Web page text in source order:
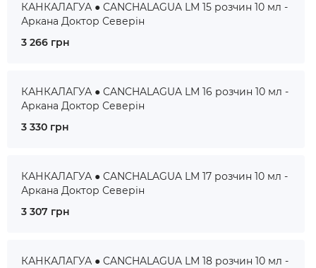
КАНКАЛАГУА ● CANCHALAGUA LM 15 розчин 10 мл -
Аркана Доктор Северін
3 266 грн
КАНКАЛАГУА ● CANCHALAGUA LM 16 розчин 10 мл -
Аркана Доктор Северін
3 330 грн
КАНКАЛАГУА ● CANCHALAGUA LM 17 розчин 10 мл -
Аркана Доктор Северін
3 307 грн
КАНКАЛАГУА ● CANCHALAGUA LM 18 розчин 10 мл -